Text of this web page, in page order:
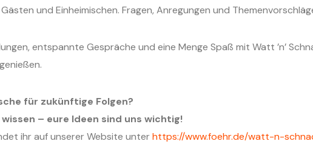
und Einheimischen. Fragen, Anregungen und
entspannte Gespräche und eine Menge Spaß mit Watt ’n’
für zukünftige Folgen?
– eure Ideen sind uns wichtig!
ihr auf unserer Website unterhttps://www.foehr.de/watt-n-